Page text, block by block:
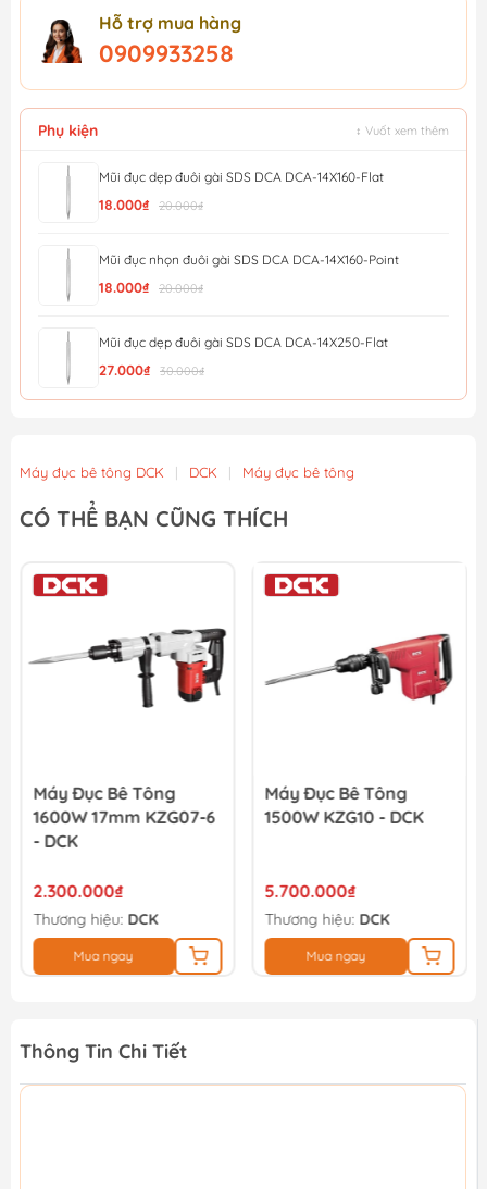
Hỗ trợ mua hàng
0909933258
Phụ kiện ↕ Vuốt xem thêm
Mũi đục dẹp đuôi gài SDS DCA DCA-14X160-Flat
18.000₫ 20.000₫
Mũi đục nhọn đuôi gài SDS DCA DCA-14X160-Point
18.000₫ 20.000₫
Mũi đục dẹp đuôi gài SDS DCA DCA-14X250-Flat
27.000₫ 30.000₫
Mũi Đục Dẹp Đuôi Gài 14X250X20Mm Wgz1202 - Wadfow
27.900₫
Mũi đục nhọn đuôi gài 14x250mm WadFow WGZ1201
Máy đục bê tông DCK | DCK | Máy đục bê tông
CÓ THỂ BẠN CŨNG THÍCH
Máy Đục Bê Tông
1600W 17mm KZG07-6
- DCK
2.300.000₫
Thương hiệu: DCK
Mua ngay
Máy Đục Bê Tông
1500W KZG10 - DCK
5.700.000₫
Thương hiệu: DCK
Mua ngay
Thông Tin Chi Tiết